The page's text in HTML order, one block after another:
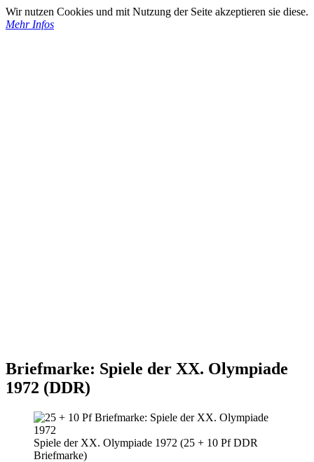
Wir nutzen Cookies und mit Nutzung der Seite akzeptieren sie diese.
Mehr Infos
Briefmarke: Spiele der XX. Olympiade
1972 (DDR)
Spiele der XX. Olympiade 1972 (25 + 10 Pf DDR
Briefmarke)